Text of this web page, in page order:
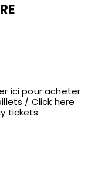
ici pour acheter
/ Click here
tickets